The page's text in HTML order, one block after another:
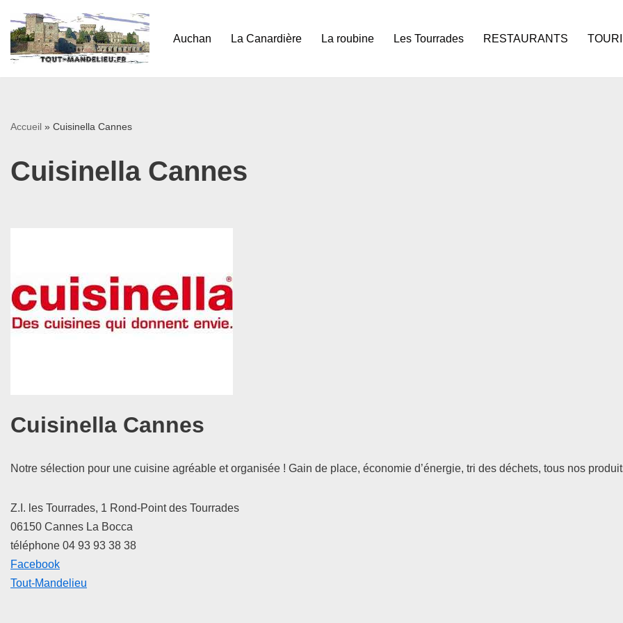
Aller
au
Auchan La Canardière La roubine Les Tourrades RESTAURANTS
Accueil » Cuisinella Cannes
Cuisinella Cannes
Cuisinella Cannes
Notre sélection pour une cuisine agréable et organisée ! Gain de place, économie d’énergie, tri des déchets, tous nos
Z.I. les Tourrades, 1 Rond-Point des Tourrades
06150 Cannes La Bocca
téléphone 04 93 93 38 38
Facebook
Tout-Mandelieu